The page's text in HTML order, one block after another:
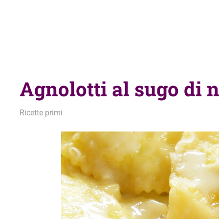
Agnolotti al sugo di
23 Ottobre 2014
admin
Ricette primi